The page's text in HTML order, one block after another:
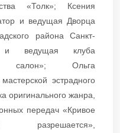
«Толк»; Ксения
и ведущая Дворца
района Санкт-
и ведущая клуба
салон»; Ольга
эстрадного
оригинального жанра,
передач «Кривое
разрешается»,